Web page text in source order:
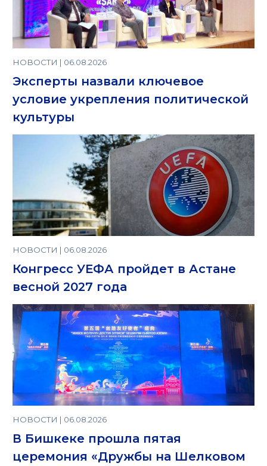
НОВОСТИ | 06.08.2026
Эксперты назвали ключевое
условие укрепления политической
культуры
НОВОСТИ | 06.08.2026
Конгресс УЕФА пройдет в Астане
весной 2027 года
НОВОСТИ | 06.08.2026
В Бишкеке прошла пятая
церемония «Дружбы на Шелковом